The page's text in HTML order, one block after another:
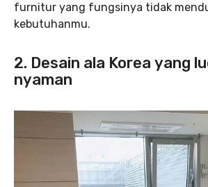
furnitur yang fungsinya tidak
kebutuhanmu.
2. Desain ala Korea yang
nyaman